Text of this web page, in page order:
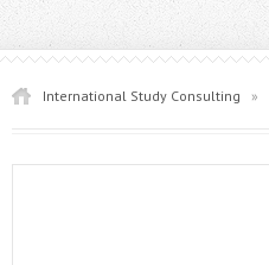
International Study Consulting »